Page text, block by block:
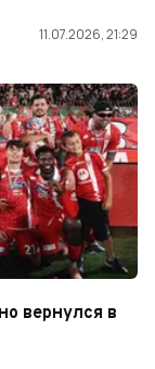
11.07.2026, 21:29
вернулся в